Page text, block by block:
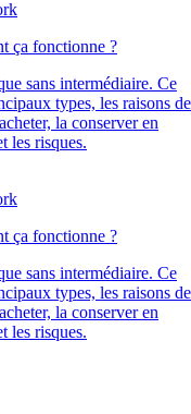
ça fonctionne ?
sans intermédiaire. Ce
types, les raisons de
la conserver en
les risques.
ça fonctionne ?
sans intermédiaire. Ce
types, les raisons de
la conserver en
les risques.